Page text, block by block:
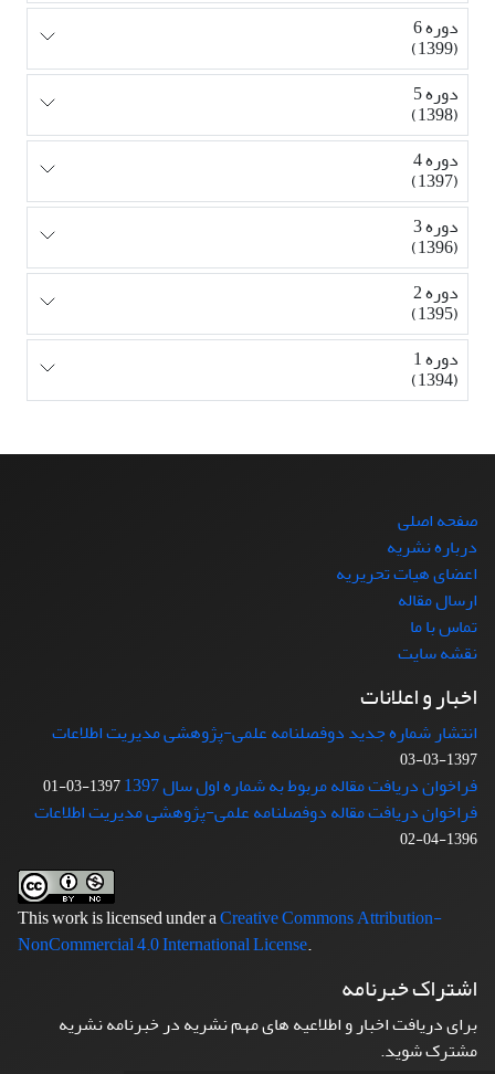
دوره 6
(1399)
دوره 5
(1398)
دوره 4
(1397)
دوره 3
(1396)
دوره 2
(1395)
دوره 1
(1394)
صفحه اصلی
درباره نشریه
اعضای هیات تحریریه
ارسال مقاله
تماس با ما
نقشه سایت
اخبار و اعلانات
انتشار شماره جدید دوفصلنامه علمی-پژوهشی مدیریت اطلاعات
1397-03-03
فراخوان دریافت مقاله مربوط به شماره اول سال 1397 1397-03-01
فراخوان دریافت مقاله دوفصلنامه علمی-پژوهشی مدیریت اطلاعات
1396-04-02
This work is licensed under aCreative Commons Attribution-
NonCommercial 4.0 International License.
اشتراک خبرنامه
برای دریافت اخبار و اطلاعیه های مهم نشریه در خبرنامه نشریه
مشترک شوید.